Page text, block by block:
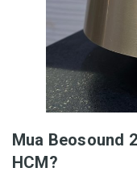
Mua Beosound
HCM?